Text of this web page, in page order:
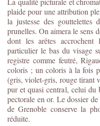
plaide pour une attribution
la justesse des
prunelles. On aimera le sens
dont les arêtes
particulier le bas du visage
registre comme feutré,
coloris ; un coloris à la fois
(gris, violet-gris, rouge tirant
pur et quasi central, celui
pectorale en or. Le dossier
de Grenoble conserve la
réduite.